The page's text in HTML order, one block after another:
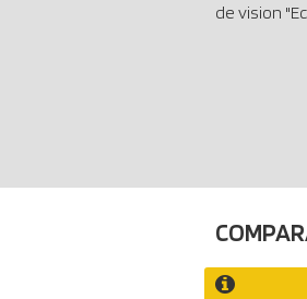
de vision